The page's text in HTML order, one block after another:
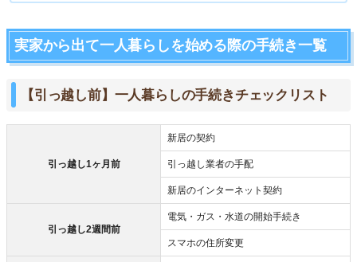
実家から出て一人暮らしを始める際の手続き一覧
【引っ越し前】一人暮らしの手続きチェックリスト
引っ越し1ヶ月前
新居の契約
引っ越し業者の手配
新居のインターネット契約
引っ越し2週間前
電気・ガス・水道の開始手続き
スマホの住所変更